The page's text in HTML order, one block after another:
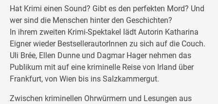
Hat Krimi einen Sound? Gibt es den perfekten Mord? Und
wer sind die Menschen hinter den Geschichten?
In ihrem zweiten Krimi-Spektakel lädt Autorin Katharina
Eigner wieder BestsellerautorInnen zu sich auf die Couch.
Uli Brée, Ellen Dunne und Dagmar Hager nehmen das
Publikum mit auf eine kriminelle Reise von Irland über
Frankfurt, von Wien bis ins Salzkammergut.
Zwischen kriminellen Ohrwürmern und Lesungen aus